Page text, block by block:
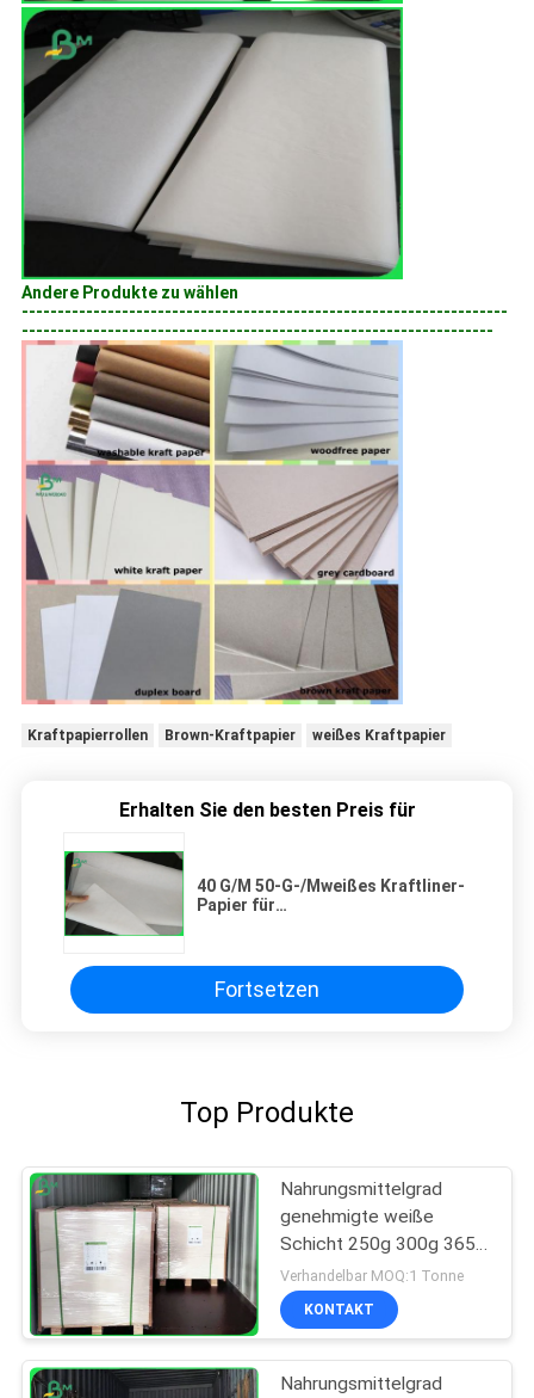
Andere Produkte zu wählen
--------------------------------------------------------------------
------------------------------------------------------------------
Kraftpapierrollen Brown-Kraftpapier weißes Kraftpapier
Erhalten Sie den besten Preis für
40 G/M 50-G-/Mweißes Kraftliner-
Papier für
Fortsetzen
Top Produkte
Nahrungsmittelgrad
genehmigte weiße
Schicht 250g 300g 365g
beschichtete braunes
Kraftpapierbrett
Verhandelbar MOQ:1 Tonne
KONTAKT
Nahrungsmittelgrad